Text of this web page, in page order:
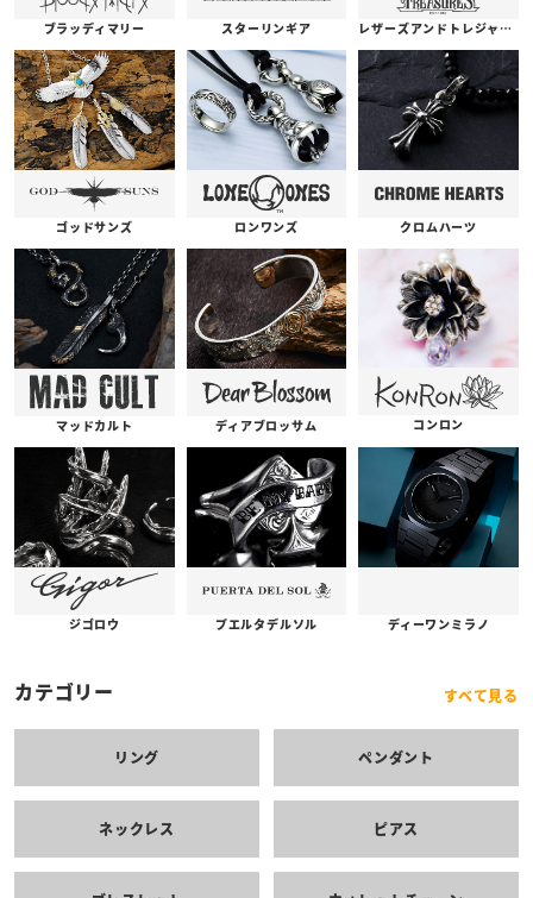
ブラッディマリー スターリンギア レザーズアンドトレジャーズ
ゴッドサンズ ロンワンズ クロムハーツ
マッドカルト ディアブロッサム コンロン
ジゴロウ プエルタデルソル ディーワンミラノ
カテゴリー すべて見る
リング ペンダント
ネックレス ピアス